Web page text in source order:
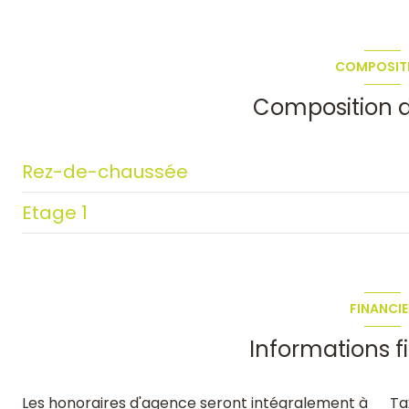
Composition
Rez-de-chaussée
salon/sejour
Etage 1
Informations
Les honoraires d'agence seront intégralement à